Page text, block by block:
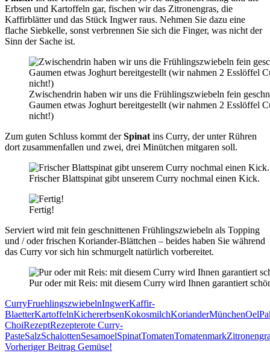
Erbsen und Kartoffeln gar, fischen wir das Zitronengras, die
Kaffirblätter und das Stück Ingwer raus. Nehmen Sie dazu eine
flache Siebkelle, sonst verbrennen Sie sich die Finger, was nicht der
Sinn der Sache ist.
Zwischendrin haben wir uns die Frühlingszwiebeln fein
Gaumen etwas Joghurt bereitgestellt (wir nahmen 2 Esslöffel
nicht!)
Zum guten Schluss kommt derSpinat ins Curry, der unter Rühren
dort zusammenfallen und zwei, drei Minütchen mitgaren soll.
Frischer Blattspinat gibt unserem Curry nochmal einen Kick.
Fertig!
Serviert wird mit fein geschnittenen Frühlingszwiebeln als Topping
und / oder frischen Koriander-Blättchen – beides haben Sie während
das Curry vor sich hin schmurgelt natürlich vorbereitet.
Pur oder mit Reis: mit diesem Curry wird Ihnen garantiert
CurryFruehlingszwiebelnIngwerKaffir-
BlaetterKartoffelnKichererbsenKokosmilchKorianderMünchenOel
ChoiRezeptRezepterote Curry-
PasteSalzSchalottenSesamoelSpinatTomatenTomatenmark
Beitragsnavigation
Vorheriger Beitrag Gemüse!